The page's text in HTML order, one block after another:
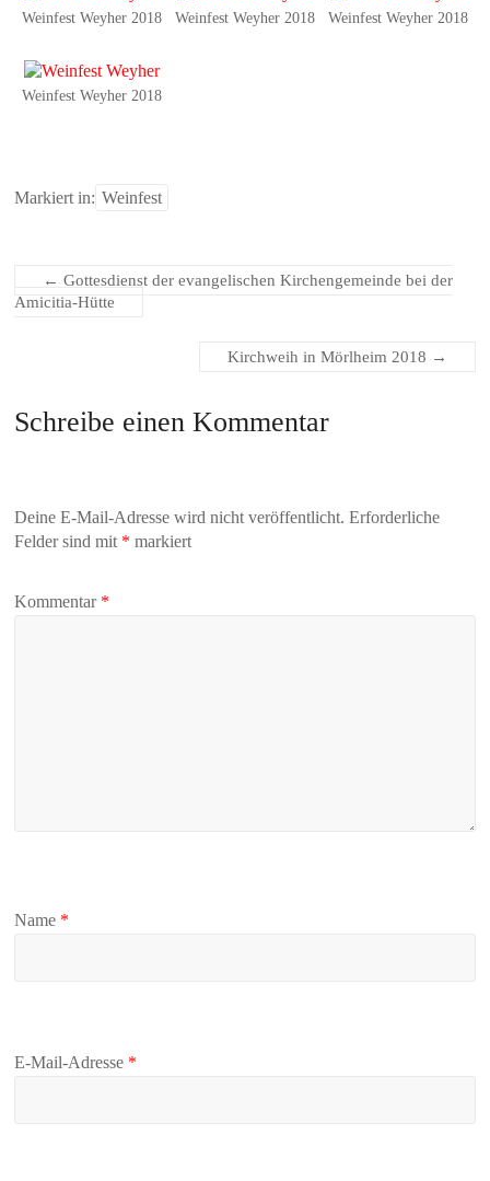
Weinfest Weyher 2018 Weinfest Weyher 2018 Weinfest Weyher 2018
Weinfest Weyher 2018
Markiert in: Weinfest
← Gottesdienst der evangelischen Kirchengemeinde bei der
Amicitia-Hütte
Kirchweih in Mörlheim 2018 →
Schreibe einen Kommentar
Deine E-Mail-Adresse wird nicht veröffentlicht. Erforderliche
Felder sind mit * markiert
Kommentar *
Name *
E-Mail-Adresse *